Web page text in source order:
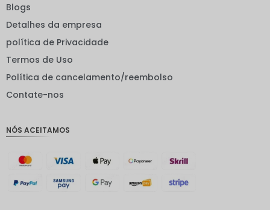
ienes
EUR
suíço
Blogs
Detalhes da empresa
política de Privacidade
Termos de Uso
Política de cancelamento/reembolso
Contate-nos
NÓS ACEITAMOS